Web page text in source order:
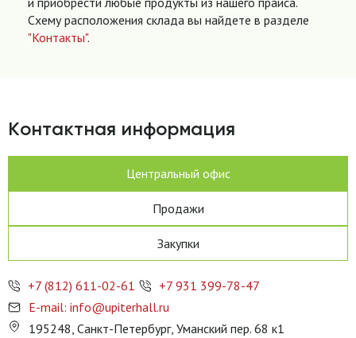
Схему расположения склада вы найдете в разделе
"Контакты".
Контактная информация
Центральный офис
Продажи
Закупки
+7 (812) 611-02-61
+7 931 399-78-47
E-mail: info@upiterhall.ru
195248, Санкт-Петербург, Уманский пер. 68 к1